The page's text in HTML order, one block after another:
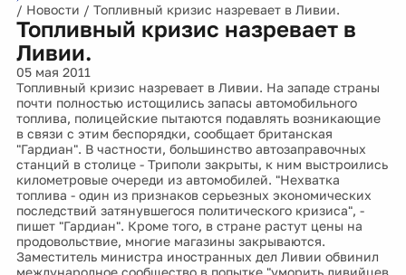
/ Новости / Топливный кризис назревает в Ливии.
Топливный кризис назревает в
Ливии.
05 мая 2011
Топливный кризис назревает в Ливии. На западе страны
почти полностью истощились запасы автомобильного
топлива, полицейские пытаются подавлять возникающие
в связи с этим беспорядки, сообщает британская
"Гардиан". В частности, большинство автозаправочных
станций в столице - Триполи закрыты, к ним выстроились
километровые очереди из автомобилей. "Нехватка
топлива - один из признаков серьезных экономических
последствий затянувшегося политического кризиса", -
пишет "Гардиан". Кроме того, в стране растут цены на
продовольствие, многие магазины закрываются.
Заместитель министра иностранных дел Ливии обвинил
международное сообщество в попытке "уморить ливийцев